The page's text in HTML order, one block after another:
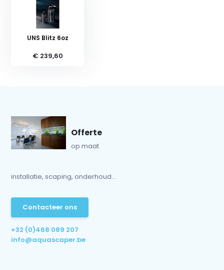
UNS Blitz 6oz
€ 239,60
Offerte
op maat
installatie, scaping, onderhoud...
Contacteer ons
+32 (0)468 089 207
info@aquascaper.be